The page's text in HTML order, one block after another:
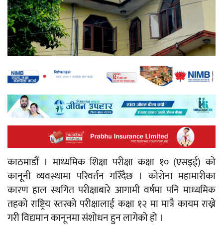
काठमाडौं । माध्यमिक शिक्षा परीक्षा कक्षा १० (एसइई) को
कानूनी व्यवस्थामा परिवर्तन गरिँदैछ । कोरोना महामारीका
कारण हाल स्थगित परीक्षाबारे आगामी वर्षमा पनि माध्यमिक
तहको राष्ट्रिय स्तरको परीक्षालाई कक्षा १२ मा मात्रै कायम राख्ने
गरी विद्यमान कानूनमा संशोधन हुन लागेको हो ।